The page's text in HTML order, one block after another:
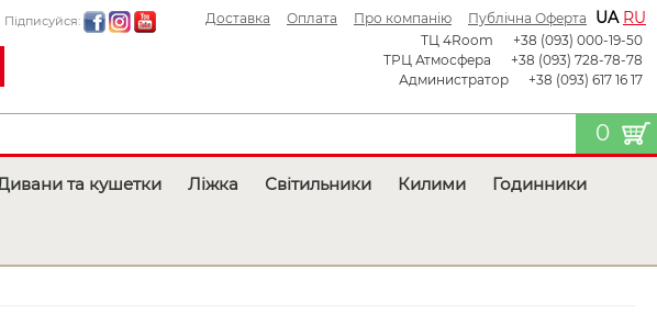
Підписуйся: Доставка Оплата Про компанію Публічна Оферта UA RU
ТЦ 4Room
+38 (093) 000-19-50
ТРЦ Атмосфера
+38 (093) 728-78-78
Администратор
+38 (093) 617 16 17
0
та кушетки Ліжка Світильники Килими Годинники